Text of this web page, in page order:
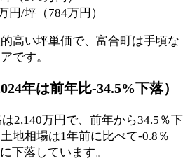
円/坪（784万円）
高い坪単価で、富合町は手頃な
です。
年は前年比-34.5%下落）
2,140万円で、前年から34.5％下
地相場は1年前に比べて-0.8％
下落しています。